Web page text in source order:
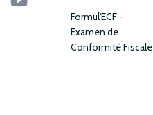
Formul'ECF -
Examen de
Conformité Fiscale